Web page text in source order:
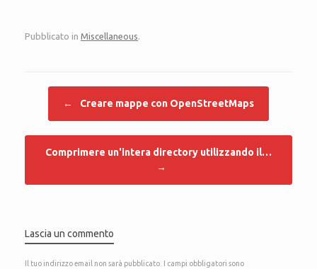
Pubblicato in Miscellaneous.
← Creare mappe con OpenStreetMaps
Comprimere un'intera directory utilizzando il…
→
Lascia un commento
Il tuo indirizzo email non sarà pubblicato. I campi obbligatori sono